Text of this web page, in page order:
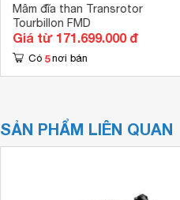
Mâm đĩa than Transrotor
Tourbillon FMD
Giá từ 171.699.000 đ
Có 5 nơi bán
SẢN PHẨM LIÊN QUAN